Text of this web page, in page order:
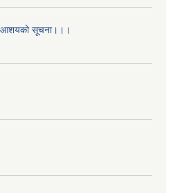
आशयको सूचना।।।